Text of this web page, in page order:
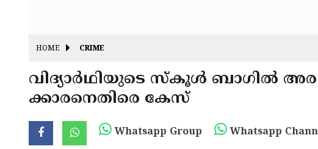
HOME CRIME
വിദ്യാർഥിയുടെ സ്കൂൾ ബാഗിൽ
ക്കാരനെതിരെ കേസ്
Whatsapp Group Whatsapp